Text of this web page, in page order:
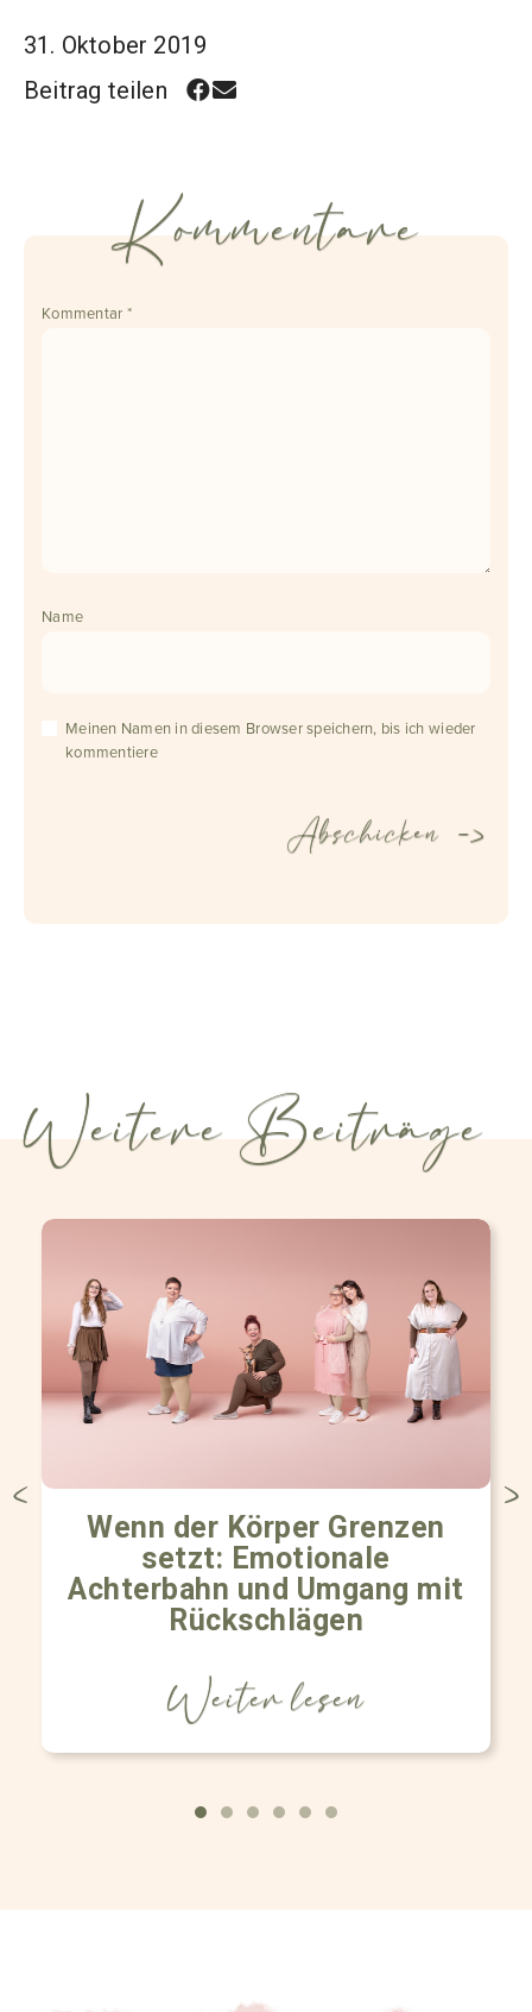
31. Oktober 2019
Beitrag teilen
Kommentare
Kommentar *
Name
Meinen Namen in diesem Browser speichern, bis ich wieder
kommentiere
Weitere Beiträge
Wenn der Körper Grenzen
setzt: Emotionale
Achterbahn und Umgang mit
Rückschlägen
Weiter lesen